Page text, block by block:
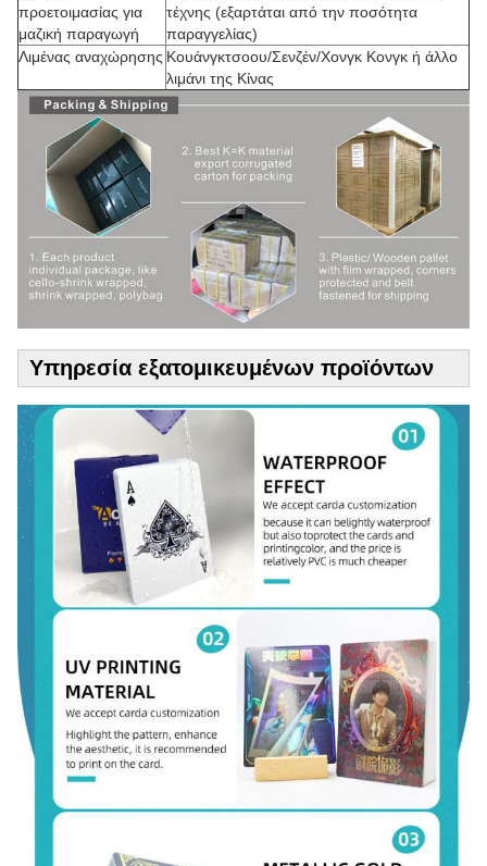
προετοιμασίας για
μαζική παραγωγή
τέχνης (εξαρτάται από την ποσότητα
παραγγελίας)
Λιμένας αναχώρησης Κουάνγκτσοου/Σενζέν/Χονγκ Κονγκ ή άλλο
λιμάνι της Κίνας
Υπηρεσία εξατομικευμένων προϊόντων